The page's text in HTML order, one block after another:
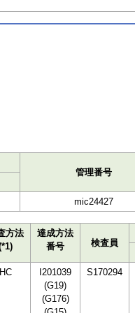
管理番号
mic24427
方法
達成方法
番号
検査員
HC
I201039
(G19)
(G176)
S170294